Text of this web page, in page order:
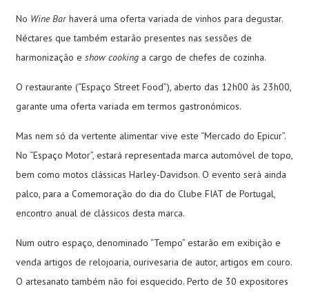
No Wine Barhaverá uma oferta variada de vinhos para degustar.
Néctares que também estarão presentes nas sessões de
harmonização e show cookinga cargo de chefes de cozinha.
O restaurante (“Espaço Street Food”), aberto das 12h00 às 23h00,
garante uma oferta variada em termos gastronómicos.
Mas nem só da vertente alimentar vive este “Mercado do Epicur”.
No “Espaço Motor”, estará representada marca automóvel de topo,
bem como motos clássicas Harley-Davidson. O evento será ainda
palco, para a Comemoração do dia do Clube FIAT de Portugal,
encontro anual de clássicos desta marca.
Num outro espaço, denominado “Tempo” estarão em exibição e
venda artigos de relojoaria, ourivesaria de autor, artigos em couro.
O artesanato também não foi esquecido. Perto de 30 expositores